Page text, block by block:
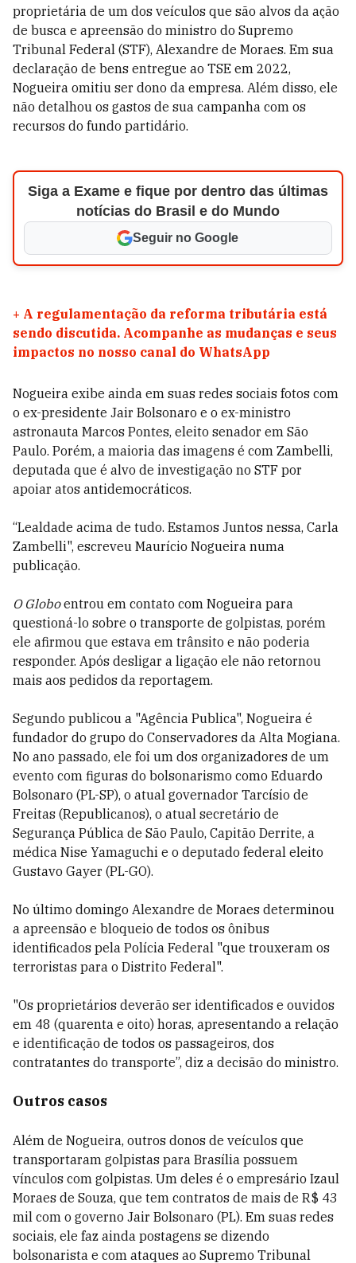
proprietária de um dos veículos que são alvos da ação
de busca e apreensão do ministro do Supremo
Tribunal Federal (STF), Alexandre de Moraes. Em sua
declaração de bens entregue ao TSE em 2022,
Nogueira omitiu ser dono da empresa. Além disso, ele
não detalhou os gastos de sua campanha com os
recursos do fundo partidário.
Siga a Exame e fique por dentro das últimas
notícias do Brasil e do Mundo
Seguir no Google
+ A regulamentação da reforma tributária está
sendo discutida. Acompanhe as mudanças e seus
impactos no nosso canal do WhatsApp
Nogueira exibe ainda em suas redes sociais fotos com
o ex-presidente Jair Bolsonaro e o ex-ministro
astronauta Marcos Pontes, eleito senador em São
Paulo. Porém, a maioria das imagens é com Zambelli,
deputada que é alvo de investigação no STF por
apoiar atos antidemocráticos.
“Lealdade acima de tudo. Estamos Juntos nessa, Carla
Zambelli", escreveu Maurício Nogueira numa
publicação.
O Globoentrou em contato com Nogueira para
questioná-lo sobre o transporte de golpistas, porém
ele afirmou que estava em trânsito e não poderia
responder. Após desligar a ligação ele não retornou
mais aos pedidos da reportagem.
Segundo publicou a "Agência Publica", Nogueira é
fundador do grupo do Conservadores da Alta Mogiana.
No ano passado, ele foi um dos organizadores de um
evento com figuras do bolsonarismo como Eduardo
Bolsonaro (PL-SP), o atual governador Tarcísio de
Freitas (Republicanos), o atual secretário de
Segurança Pública de São Paulo, Capitão Derrite, a
médica Nise Yamaguchi e o deputado federal eleito
Gustavo Gayer (PL-GO).
No último domingo Alexandre de Moraes determinou
a apreensão e bloqueio de todos os ônibus
identificados pela Polícia Federal "que trouxeram os
terroristas para o Distrito Federal".
"Os proprietários deverão ser identificados e ouvidos
em 48 (quarenta e oito) horas, apresentando a relação
e identificação de todos os passageiros, dos
contratantes do transporte”, diz a decisão do ministro.
Outros casos
Além de Nogueira, outros donos de veículos que
transportaram golpistas para Brasília possuem
vínculos com golpistas. Um deles é o empresário Izaul
Moraes de Souza, que tem contratos de mais de R$ 43
mil com o governo Jair Bolsonaro (PL). Em suas redes
sociais, ele faz ainda postagens se dizendo
bolsonarista e com ataques ao Supremo Tribunal